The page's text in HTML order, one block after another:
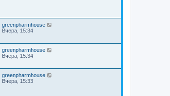
greenpharmhouse
Вчера, 15:34
greenpharmhouse
Вчера, 15:34
greenpharmhouse
Вчера, 15:33